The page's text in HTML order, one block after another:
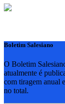
Boletim Salesiano
O Boletim
atualmente é
com tiragem anual
no total.